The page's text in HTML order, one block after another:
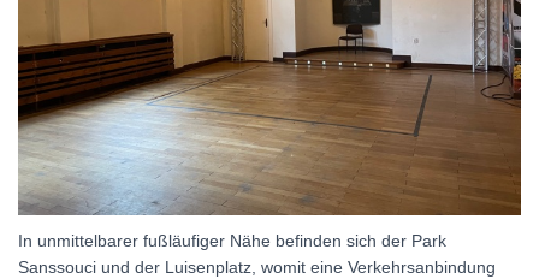
In unmittelbarer fußläufiger Nähe befinden sich der Park
Sanssouci und der Luisenplatz, womit eine Verkehrsanbindung